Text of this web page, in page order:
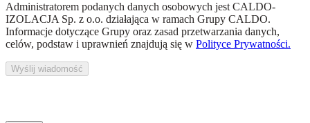
Administratorem podanych danych osobowych jest CALDO-
IZOLACJA Sp. z o.o. działająca w ramach Grupy CALDO.
Informacje dotyczące Grupy oraz zasad przetwarzania danych,
celów, podstaw i uprawnień znajdują się w Polityce Prywatności.
Wyślij wiadomość